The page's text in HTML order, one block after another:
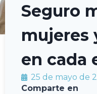
Seguro
mujeres
en cada
25 de mayo de
Comparte en